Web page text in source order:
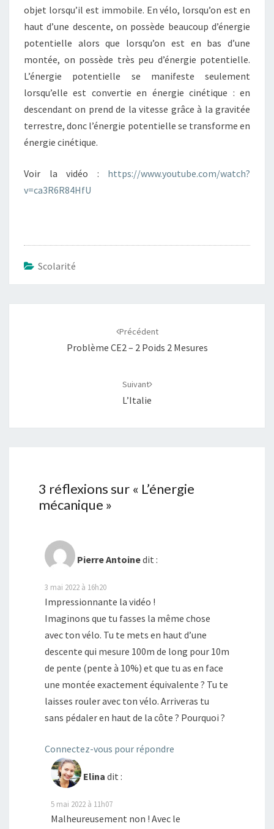
objet lorsqu’il est immobile. En vélo, lorsqu’on est en
haut d’une descente, on possède beaucoup d’énergie
potentielle alors que lorsqu’on est en bas d’une
montée, on possède très peu d’énergie potentielle.
L’énergie potentielle se manifeste seulement
lorsqu’elle est convertie en énergie cinétique : en
descendant on prend de la vitesse grâce à la gravitée
terrestre, donc l’énergie potentielle se transforme en
énergie cinétique.
Voir la vidéo : https://www.youtube.com/watch?
v=ca3R6R84HfU
Scolarité
Précédent
Problème CE2 – 2 Poids 2 Mesures
Suivant
L’Italie
3 réflexions sur « L’énergie
mécanique »
Pierre Antoinedit :
3 mai 2022 à 16h20
Impressionnante la vidéo !
Imaginons que tu fasses la même chose
avec ton vélo. Tu te mets en haut d’une
descente qui mesure 100m de long pour 10m
de pente (pente à 10%) et que tu as en face
une montée exactement équivalente ? Tu te
laisses rouler avec ton vélo. Arriveras tu
sans pédaler en haut de la côte ? Pourquoi ?
Connectez-vous pour répondre
Elina dit :
5 mai 2022 à 11h07
Malheureusement non ! Avec le